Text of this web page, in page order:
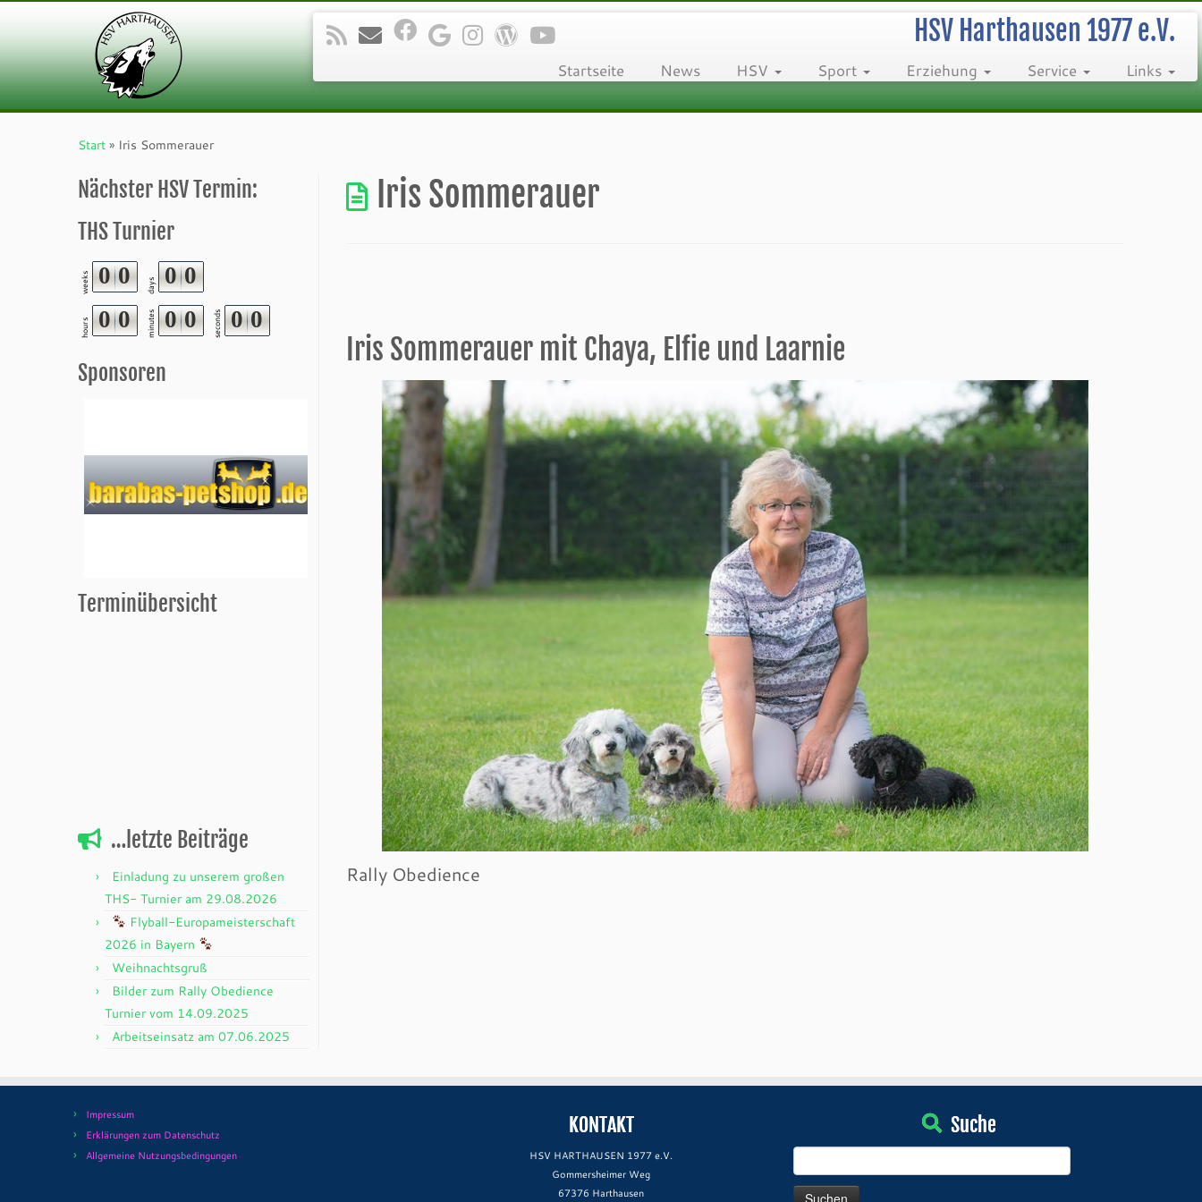
HSV Harthausen 1977 e.V.
Startseite News HSV Sport Erziehung Service Links
Start » Iris Sommerauer
Nächster HSV Termin:
THS Turnier
weeks 0 0 days 0 0
hours 0 0 minutes 0 0 seconds 0 0
Sponsoren
Terminübersicht
…letzte Beiträge
Einladung zu unserem großen
THS- Turnier am 29.08.2026
Flyball-Europameisterschaft
2026 in Bayern
Weihnachtsgruß
Bilder zum Rally Obedience
Turnier vom 14.09.2025
Arbeitseinsatz am 07.06.2025
Iris Sommerauer
Iris Sommerauer mit Chaya, Elfie und Laarnie
Rally Obedience
Impressum
Erklärungen zum Datenschutz
Allgemeine Nutzungsbedingungen
KONTAKT
HSV HARTHAUSEN 1977 e.V.
Gommersheimer Weg
67376 Harthausen
Suche
nach: